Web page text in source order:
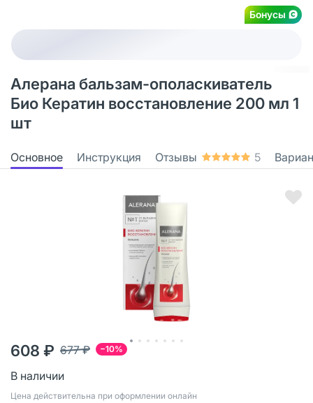
Бонусы
Алерана бальзам-ополаскиватель
Био Кератин восстановление 200 мл 1
шт
Основное Инструкция Отзывы 5
−10%
677 ₽
608 ₽
В наличии
Цена действительна при оформлении онлайн